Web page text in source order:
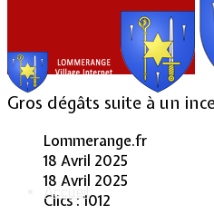
Accueil
Gros dégâts suite à un
Lommerange.fr
18 Avril 2025
18 Avril 2025
Clics : 1012